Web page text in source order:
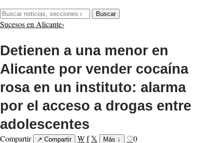
Buscar:
Buscar
Sucesos en Alicante›
Detienen a una menor en
Alicante por vender cocaína
rosa en un instituto: alarma
por el acceso a drogas entre
adolescentes
Compartir ↗ Compartir Wf 𝕏 Más ↓ ♡0